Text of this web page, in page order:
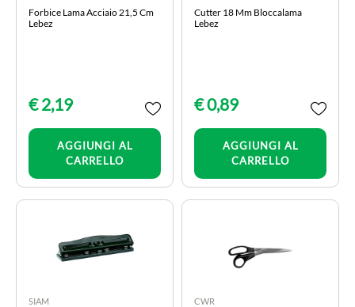
Forbice Lama Acciaio 21,5 Cm
Lebez
€ 2,19
AGGIUNGI AL
CARRELLO
Cutter 18 Mm Bloccalama
Lebez
€ 0,89
AGGIUNGI AL
CARRELLO
SIAM CWR